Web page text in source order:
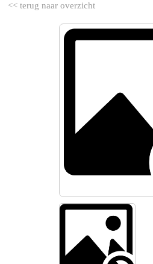
<< terug naar overzicht